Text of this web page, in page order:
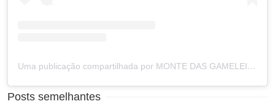
Uma publicação compartilhada por MONTE DAS GAMELEIRAS RN (@prefeituramdg)
Posts semelhantes